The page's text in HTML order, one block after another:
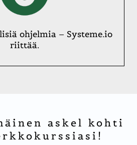
ohjelmia – Systeme.io
riittää.
askel kohti